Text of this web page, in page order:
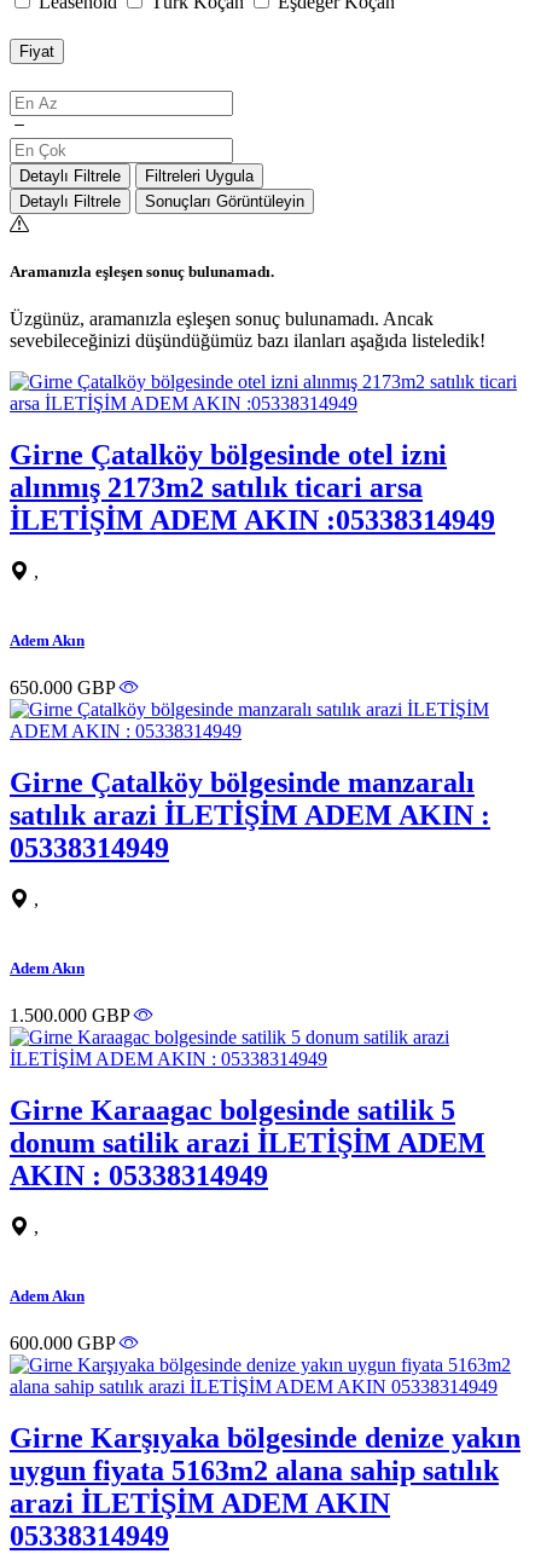
Fiyat
Detaylı Filtrele
Filtreleri Uygula
Detaylı Filtrele
Sonuçları Görüntüleyin
Aramanızla eşleşen sonuç bulunamadı.
Üzgünüz, aramanızla eşleşen sonuç bulunamadı. Ancak
sevebileceğinizi düşündüğümüz bazı ilanları aşağıda listeledik!
Girne Çatalköy bölgesinde otel izni
alınmış 2173m2 satılık ticari arsa
İLETİŞİM ADEM AKIN :05338314949
,
Adem Akın
650.000 GBP
Girne Çatalköy bölgesinde manzaralı
satılık arazi İLETİŞİM ADEM AKIN :
05338314949
,
Adem Akın
1.500.000 GBP
Girne Karaagac bolgesinde satilik 5
donum satilik arazi İLETİŞİM ADEM
AKIN : 05338314949
,
Adem Akın
600.000 GBP
Girne Karşıyaka bölgesinde denize yakın
uygun fiyata 5163m2 alana sahip satılık
arazi İLETİŞİM ADEM AKIN
05338314949